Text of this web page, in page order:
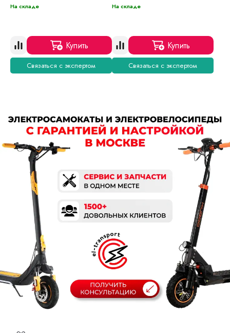
На складе
Купить
Связаться с экспертом
На складе
Купить
Связаться с экспертом